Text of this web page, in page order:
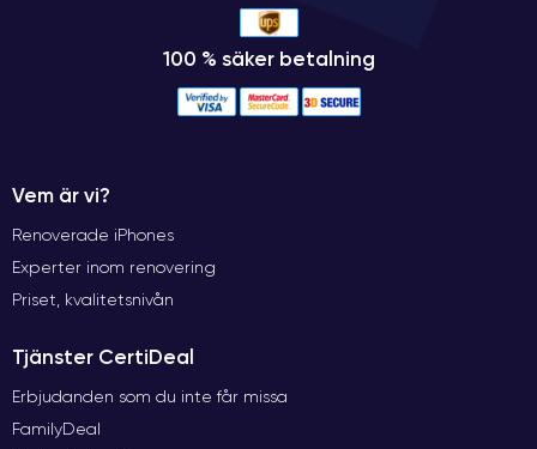
100 % säker betalning
Vem är vi?
Renoverade iPhones
Experter inom renovering
Priset, kvalitetsnivån
Tjänster CertiDeal
Erbjudanden som du inte får missa
FamilyDeal